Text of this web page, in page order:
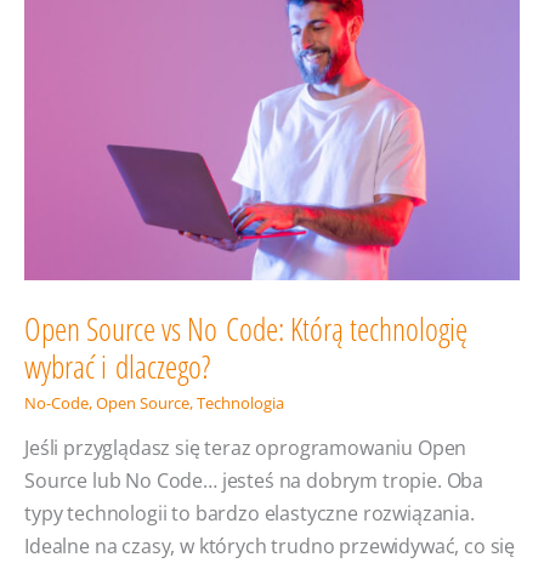
Open Source vs No Code: Którą technologię
wybrać i dlaczego?
No-Code,Open Source,Technologia
Jeśli przyglądasz się teraz oprogramowaniu Open
Source lub No Code… jesteś na dobrym tropie. Oba
typy technologii to bardzo elastyczne rozwiązania.
Idealne na czasy, w których trudno przewidywać, co się